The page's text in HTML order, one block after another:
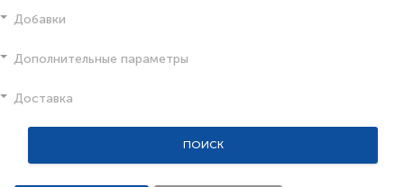
Добавки
Дополнительные параметры
Доставка
ПОИСК